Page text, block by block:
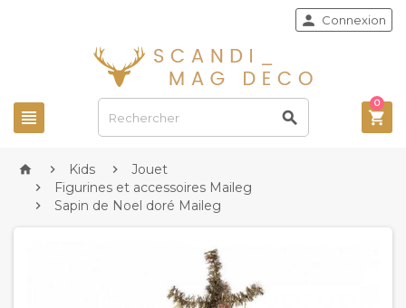
 
 Connexion

0
  Kids  Jouet
 Figurines et accessoires Maileg
 Sapin de Noel doré Maileg